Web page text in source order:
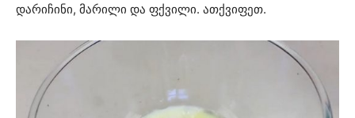
დარიჩინი, მარილი და ფქვილი. ათქვიფეთ.